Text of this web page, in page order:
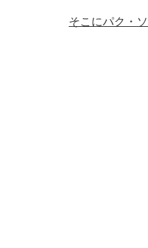
そこにパク・